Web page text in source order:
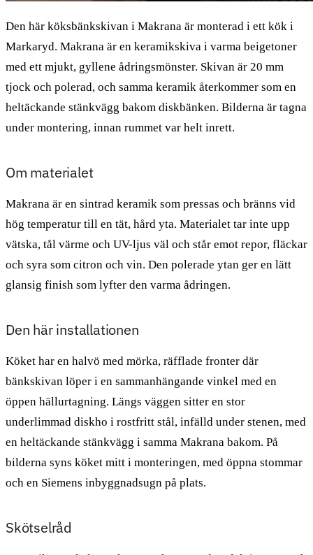
Den här köksbänkskivan i Makrana är monterad i ett kök i
Markaryd. Makrana är en keramikskiva i varma beigetoner
med ett mjukt, gyllene ådringsmönster. Skivan är 20 mm
tjock och polerad, och samma keramik återkommer som en
heltäckande stänkvägg bakom diskbänken. Bilderna är tagna
under montering, innan rummet var helt inrett.
Om materialet
Makrana är en sintrad keramik som pressas och bränns vid
hög temperatur till en tät, hård yta. Materialet tar inte upp
vätska, tål värme och UV-ljus väl och står emot repor, fläckar
och syra som citron och vin. Den polerade ytan ger en lätt
glansig finish som lyfter den varma ådringen.
Den här installationen
Köket har en halvö med mörka, räfflade fronter där
bänkskivan löper i en sammanhängande vinkel med en
öppen hällurtagning. Längs väggen sitter en stor
underlimmad diskho i rostfritt stål, infälld under stenen, med
en heltäckande stänkvägg i samma Makrana bakom. På
bilderna syns köket mitt i monteringen, med öppna stommar
och en Siemens inbyggnadsugn på plats.
Skötselråd